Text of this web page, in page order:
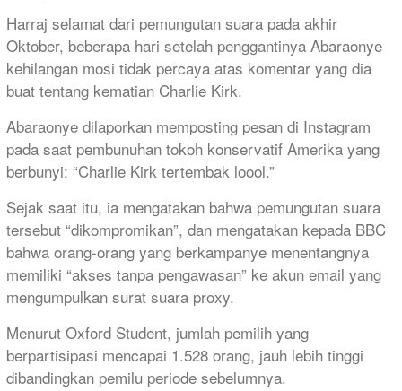
Harraj selamat dari pemungutan suara pada akhir
Oktober, beberapa hari setelah penggantinya Abaraonye
kehilangan mosi tidak percaya atas komentar yang dia
buat tentang kematian Charlie Kirk.
Abaraonye dilaporkan memposting pesan di Instagram
pada saat pembunuhan tokoh konservatif Amerika yang
berbunyi: “Charlie Kirk tertembak loool.”
Sejak saat itu, ia mengatakan bahwa pemungutan suara
tersebut “dikompromikan”, dan mengatakan kepada BBC
bahwa orang-orang yang berkampanye menentangnya
memiliki “akses tanpa pengawasan” ke akun email yang
mengumpulkan surat suara proxy.
Menurut Oxford Student, jumlah pemilih yang
berpartisipasi mencapai 1.528 orang, jauh lebih tinggi
dibandingkan pemilu periode sebelumnya.